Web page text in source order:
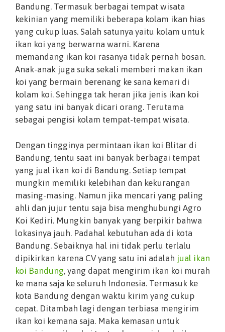
Bandung. Termasuk berbagai tempat wisata
kekinian yang memiliki beberapa kolam ikan hias
yang cukup luas. Salah satunya yaitu kolam untuk
ikan koi yang berwarna warni. Karena
memandang ikan koi rasanya tidak pernah bosan.
Anak-anak juga suka sekali memberi makan ikan
koi yang bermain berenang ke sana kemari di
kolam koi. Sehingga tak heran jika jenis ikan koi
yang satu ini banyak dicari orang. Terutama
sebagai pengisi kolam tempat-tempat wisata.
Dengan tingginya permintaan ikan koi Blitar di
Bandung, tentu saat ini banyak berbagai tempat
yang jual ikan koi di Bandung. Setiap tempat
mungkin memiliki kelebihan dan kekurangan
masing-masing. Namun jika mencari yang paling
ahli dan jujur tentu saja bisa menghubungi Agro
Koi Kediri. Mungkin banyak yang berpikir bahwa
lokasinya jauh. Padahal kebutuhan ada di kota
Bandung. Sebaiknya hal ini tidak perlu terlalu
dipikirkan karena CV yang satu ini adalah jual ikan
koi Bandung, yang dapat mengirim ikan koi murah
ke mana saja ke seluruh Indonesia. Termasuk ke
kota Bandung dengan waktu kirim yang cukup
cepat. Ditambah lagi dengan terbiasa mengirim
ikan koi kemana saja. Maka kemasan untuk